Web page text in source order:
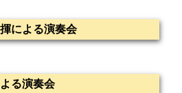
による演奏会
る演奏会